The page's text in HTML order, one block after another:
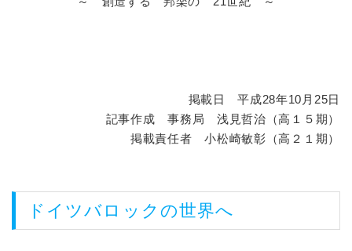
掲載日 平成28年10月25日
記事作成 事務局 浅見哲治（高１５期）
掲載責任者 小松崎敏彰（高２１期）
ドイツバロックの世界へ